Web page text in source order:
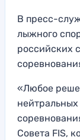
В пресс-
лыжного
российских
«Любое
Совета FIS,